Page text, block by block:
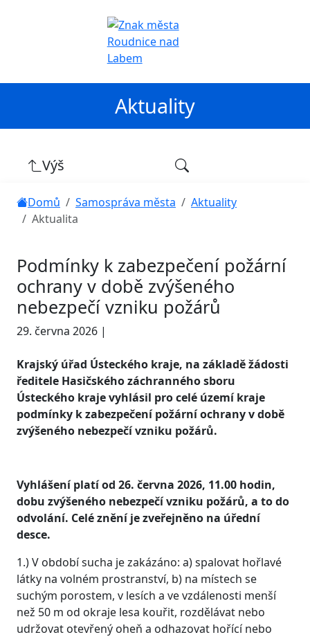
Aktuality
Výš
Domů Samospráva města
Aktuality
Aktualita
Podmínky k zabezpečení požární
ochrany v době zvýšeného
nebezpečí vzniku požárů
29. června 2026 |
Krajský úřad Ústeckého kraje, na základě žádosti
ředitele Hasičského záchranného sboru
Ústeckého kraje vyhlásil pro celé území kraje
podmínky k zabezpečení požární ochrany v době
zvýšeného nebezpečí vzniku požárů.
Vyhlášení platí od 26. června 2026, 11.00 hodin,
dobu zvýšeného nebezpečí vzniku požárů, a to do
odvolání. Celé znění je zveřejněno na úřední
desce.
1.) V období sucha je zakázáno: a) spalovat hořlavé
látky na volném prostranství, b) na místech se
suchým porostem, v lesích a ve vzdálenosti menší
než 50 m od okraje lesa kouřit, rozdělávat nebo
udržovat otevřený oheň a odhazovat hořící nebo